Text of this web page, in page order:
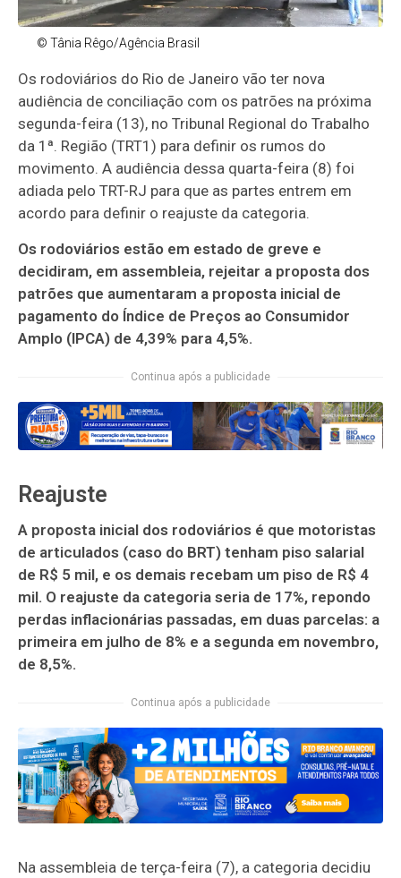
© Tânia Rêgo/Agência Brasil
Os rodoviários do Rio de Janeiro vão ter nova
audiência de conciliação com os patrões na próxima
segunda-feira (13), no Tribunal Regional do Trabalho
da 1ª. Região (TRT1) para definir os rumos do
movimento. A audiência dessa quarta-feira (8) foi
adiada pelo TRT-RJ para que as partes entrem em
acordo para definir o reajuste da categoria.
Os rodoviários estão em estado de greve e
decidiram, em assembleia, rejeitar a proposta dos
patrões que aumentaram a proposta inicial de
pagamento do Índice de Preços ao Consumidor
Amplo (IPCA) de 4,39% para 4,5%.
Continua após a publicidade
Reajuste
A proposta inicial dos rodoviários é que motoristas
de articulados (caso do BRT) tenham piso salarial
de R$ 5 mil, e os demais recebam um piso de R$ 4
mil. O reajuste da categoria seria de 17%, repondo
perdas inflacionárias passadas, em duas parcelas: a
primeira em julho de 8% e a segunda em novembro,
de 8,5%.
Continua após a publicidade
Na assembleia de terça-feira (7), a categoria decidiu